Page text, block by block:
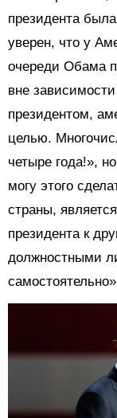
президента
уверен, что у
очереди Обама
вне
президентом,
целью.
четыре года!»,
могу этого
страны,
президента к
должностными